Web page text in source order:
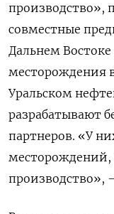
производство»,
совместные
Дальнем
месторождения
Уральском
разрабатывают
партнеров. «У
месторождений,
производство»,